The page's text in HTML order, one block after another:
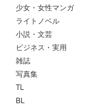
少女・女性マンガ
ライトノベル
小説・文芸
ビジネス・実用
雑誌
写真集
TL
BL